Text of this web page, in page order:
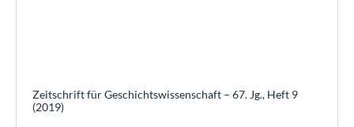
Zeitschrift für Geschichtswissenschaft – 67. Jg., Heft 9
(2019)